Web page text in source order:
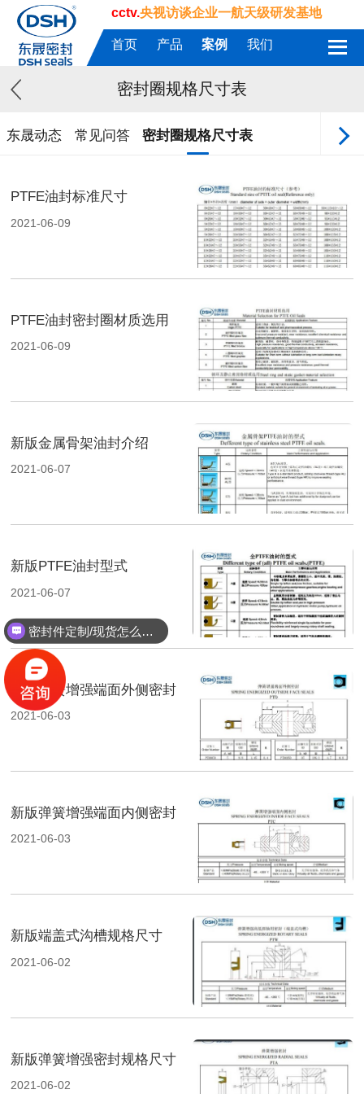
cctv.央视访谈企业一航天级研发基地
首页 产品 案例 我们
密封圈规格尺寸表
东晟动态 常见问答 密封圈规格尺寸表
PTFE油封标准尺寸
2021-06-09
PTFE油封密封圈材质选用
2021-06-09
新版金属骨架油封介绍
2021-06-07
新版PTFE油封型式
2021-06-07
新版弹簧增强端面外侧密封
2021-06-03
新版弹簧增强端面内侧密封
2021-06-03
新版端盖式沟槽规格尺寸
2021-06-02
新版弹簧增强密封规格尺寸
2021-06-02